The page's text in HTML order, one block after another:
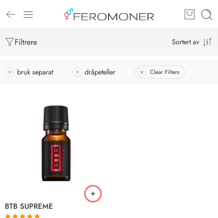
Filtrere Sortert av
bruk separat dråpeteller Clear Filters
BTB SUPREME